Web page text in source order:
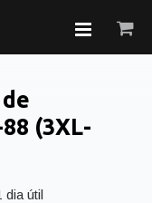
(3XL-
dia útil